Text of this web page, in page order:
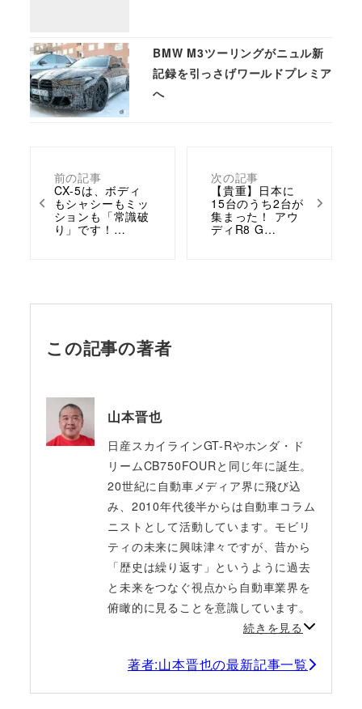
前の記事
CX-5は、ボディ
もシャシーもミッ
ションも「常識破
り」です！…
次の記事
【貴重】日本に
15台のうち2台が
集まった！ アウ
ディR8 G…
BMW M3ツーリングがニュル新
記録を引っさげワールドプレミア
へ
この記事の著者
山本晋也
日産スカイラインGT-Rやホンダ・ド
リームCB750FOURと同じ年に誕生。
20世紀に自動車メディア界に飛び込
み、2010年代後半からは自動車コラム
ニストとして活動しています。モビリ
ティの未来に興味津々ですが、昔から
「歴史は繰り返す」というように過去
と未来をつなぐ視点から自動車業界を
俯瞰的に見ることを意識しています。
続きを見る
著者:山本晋也の最新記事一覧